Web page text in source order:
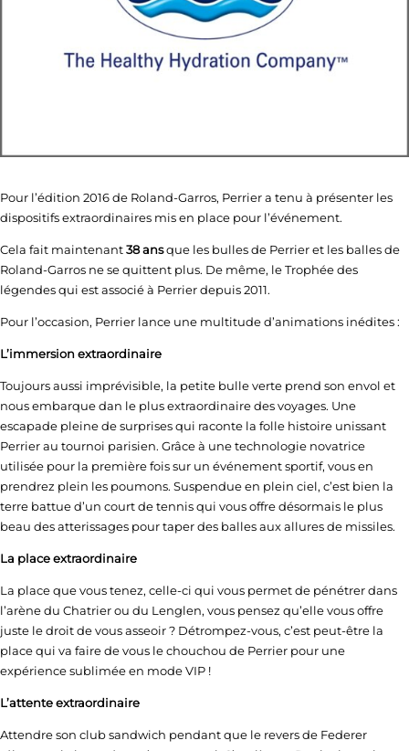
Pour l’édition 2016 de Roland-Garros, Perrier a tenu à présenter les
dispositifs extraordinaires mis en place pour l’événement.
Cela fait maintenant38 ansque les bulles de Perrier et les balles de
Roland-Garros ne se quittent plus. De même, le Trophée des
légendes qui est associé à Perrier depuis 2011.
Pour l’occasion, Perrier lance une multitude d’animations inédites :
L’immersion extraordinaire
Toujours aussi imprévisible, la petite bulle verte prend son envol et
nous embarque dan le plus extraordinaire des voyages. Une
escapade pleine de surprises qui raconte la folle histoire unissant
Perrier au tournoi parisien. Grâce à une technologie novatrice
utilisée pour la première fois sur un événement sportif, vous en
prendrez plein les poumons. Suspendue en plein ciel, c’est bien la
terre battue d’un court de tennis qui vous offre désormais le plus
beau des atterissages pour taper des balles aux allures de missiles.
La place extraordinaire
La place que vous tenez, celle-ci qui vous permet de pénétrer dans
l’arène du Chatrier ou du Lenglen, vous pensez qu’elle vous offre
juste le droit de vous asseoir ? Détrompez-vous, c’est peut-être la
place qui va faire de vous le chouchou de Perrier pour une
expérience sublimée en mode VIP !
L’attente extraordinaire
Attendre son club sandwich pendant que le revers de Federer